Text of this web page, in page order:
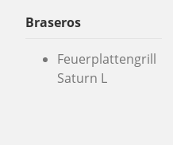
Braseros
Feuerplattengrill
Saturn L